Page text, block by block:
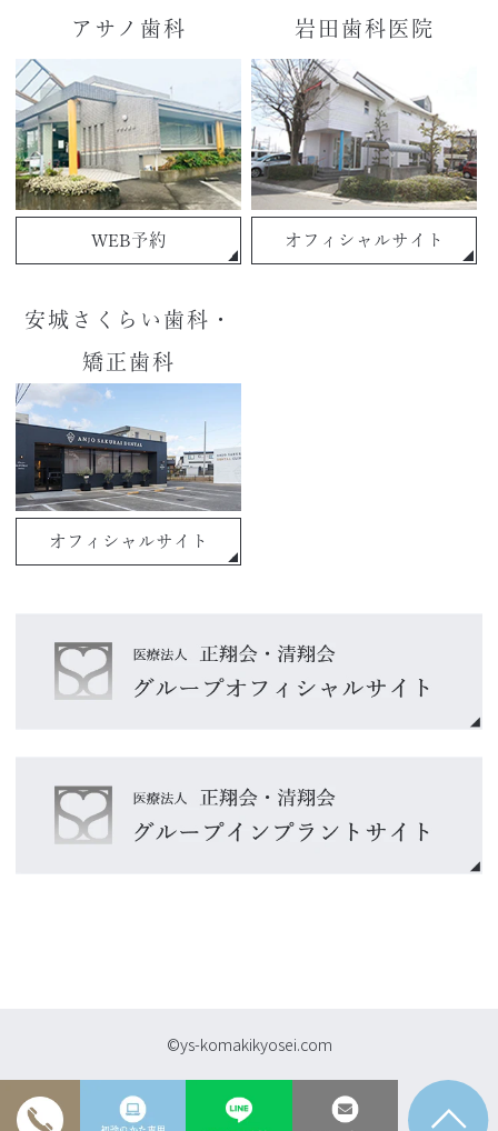
アサノ歯科
WEB予約
岩田歯科医院
オフィシャルサイト
安城さくらい歯科・
矯正歯科
オフィシャルサイト
©ys-komakikyosei.com